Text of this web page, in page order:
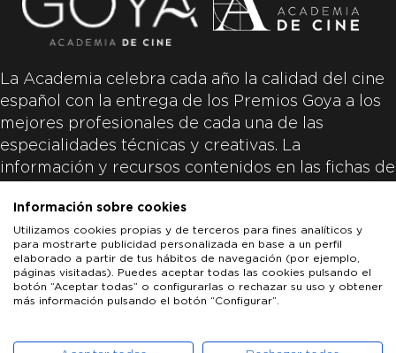
La Academia celebra cada año la calidad del cine
español con la entrega de los Premios Goya a los
mejores profesionales de cada una de las
especialidades técnicas y creativas. La
información y recursos contenidos en las fichas de
productoras de las películas y responsabilidad
única y exclusiva de las mismas.
ACADEMIA DE CINE
PATROCINADORES PRENSA CONTACTO
Información sobre cookies
Utilizamos cookies propias y de terceros para fines analíticos y
para mostrarte publicidad personalizada en base a un perfil
elaborado a partir de tus hábitos de navegación (por ejemplo,
páginas visitadas). Puedes aceptar todas las cookies pulsando el
botón “Aceptar todas” o configurarlas o rechazar su uso y obtener
más información pulsando el botón “Configurar”.